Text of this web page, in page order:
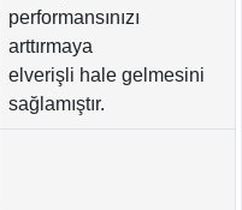
performansınızı
arttırmaya
elverişli hale gelmesini
sağlamıştır.